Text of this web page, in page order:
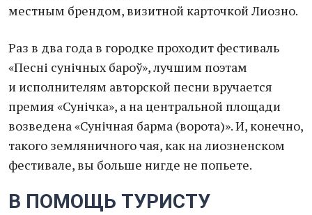
местным брендом, визитной карточкой Лиозно.
Раз в два года в городке проходит фестиваль
«Песні сунічных бароў», лучшим поэтам
и исполнителям авторской песни вручается
премия «Сунічка», а на центральной площади
возведена «Сунічная барма (ворота)». И, конечно,
такого земляничного чая, как на лиозненском
фестивале, вы больше нигде не попьете.
В ПОМОЩЬ ТУРИСТУ